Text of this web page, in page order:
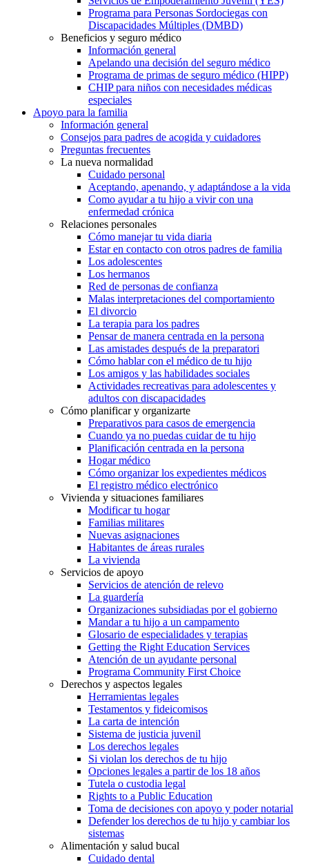
Programa para Personas Sordociegas con
Discapacidades Múltiples (DMBD)
Beneficios y seguro médico
Información general
Apelando una decisión del seguro médico
Programa de primas de seguro médico (HIPP)
CHIP para niños con necesidades médicas
especiales
Apoyo para la familia
Información general
Consejos para padres de acogida y cuidadores
Preguntas frecuentes
La nueva normalidad
Cuidado personal
Aceptando, apenando, y adaptándose a la vida
Como ayudar a tu hijo a vivir con una
enfermedad crónica
Relaciones personales
Cómo manejar tu vida diaria
Estar en contacto con otros padres de familia
Los adolescentes
Los hermanos
Red de personas de confianza
Malas interpretaciones del comportamiento
El divorcio
La terapia para los padres
Pensar de manera centrada en la persona
Las amistades después de la preparatori
Cómo hablar con el médico de tu hijo
Los amigos y las habilidades sociales
Actividades recreativas para adolescentes y
adultos con discapacidades
Cómo planificar y organizarte
Preparativos para casos de emergencia
Cuando ya no puedas cuidar de tu hijo
Planificación centrada en la persona
Hogar médico
Cómo organizar los expedientes médicos
El registro médico electrónico
Vivienda y situaciones familiares
Modificar tu hogar
Familias militares
Nuevas asignaciones
Habitantes de áreas rurales
La vivienda
Servicios de apoyo
Servicios de atención de relevo
La guardería
Organizaciones subsidiadas por el gobierno
Mandar a tu hijo a un campamento
Glosario de especialidades y terapias
Getting the Right Education Services
Atención de un ayudante personal
Programa Community First Choice
Derechos y aspectos legales
Herramientas legales
Testamentos y fideicomisos
La carta de intención
Sistema de justicia juvenil
Los derechos legales
Si violan los derechos de tu hijo
Opciones legales a partir de los 18 años
Tutela o custodia legal
Rights to a Public Education
Toma de decisiones con apoyo y poder notarial
Defender los derechos de tu hijo y cambiar los
sistemas
Alimentación y salud bucal
Cuidado dental